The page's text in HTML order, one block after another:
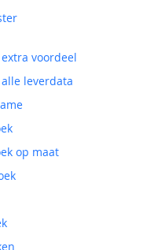
voordeel
leverdata
op maat